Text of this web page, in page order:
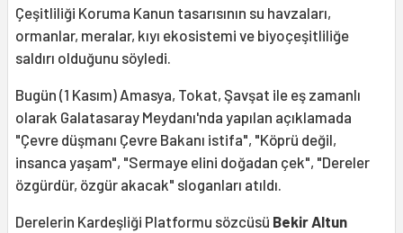
Çeşitliliği Koruma Kanun tasarısının su havzaları,
ormanlar, meralar, kıyı ekosistemi ve biyoçeşitliliğe
saldırı olduğunu söyledi.
Bugün (1 Kasım) Amasya, Tokat, Şavşat ile eş zamanlı
olarak Galatasaray Meydanı'nda yapılan açıklamada
"Çevre düşmanı Çevre Bakanı istifa", "Köprü değil,
insanca yaşam", "Sermaye elini doğadan çek", "Dereler
özgürdür, özgür akacak" sloganları atıldı.
Derelerin Kardeşliği Platformu sözcüsü Bekir Altun